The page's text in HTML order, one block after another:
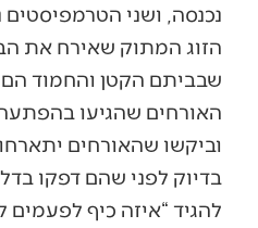
נכנסה, ושני
הזוג המתוק שאירח את
שבביתם הקטן והחמוד
האורחים שהגיעו
וביקשו שהאורחים
בדיוק לפני שהם דפקו
להגיד “איזה כיף